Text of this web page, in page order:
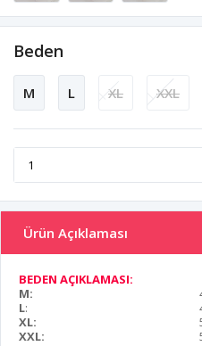
Beden
M L XL XXL
Ürün Açıklaması
BEDEN AÇIKLAMASI:
M:
L:
XL:
XXL: